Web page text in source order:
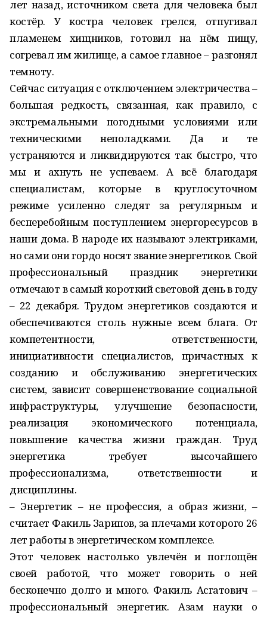
лет назад, источником света для человека был
костёр. У костра человек грелся, отпугивал
пламенем хищников, готовил на нём пищу,
согревал им жилище, а самое главное – разгонял
темноту.
Сейчас ситуация с отключением электричества –
большая редкость, связанная, как правило, с
экстремальными погодными условиями или
техническими неполадками. Да и те
устраняются и ликвидируются так быстро, что
мы и ахнуть не успеваем. А всё благодаря
специалистам, которые в круглосуточном
режиме усиленно следят за регулярным и
бесперебойным поступлением энергоресурсов в
наши дома. В народе их называют электриками,
но сами они гордо носят звание энергетиков. Свой
профессиональный праздник энергетики
отмечают в самый короткий световой день в году
– 22 декабря. Трудом энергетиков создаются и
обеспечиваются столь нужные всем блага. От
компетентности, ответственности,
инициативности специалистов, причастных к
созданию и обслуживанию энергетических
систем, зависит совершенствование социальной
инфраструктуры, улучшение безопасности,
реализация экономического потенциала,
повышение качества жизни граждан. Труд
энергетика требует высочайшего
профессионализма, ответственности и
дисциплины.
– Энергетик – не профессия, а образ жизни, –
считает Факиль Зарипов, за плечами которого 26
лет работы в энергетическом комплексе.
Этот человек настолько увлечён и поглощён
своей работой, что может говорить о ней
бесконечно долго и много. Факиль Асгатович –
профессиональный энергетик. Азам науки о